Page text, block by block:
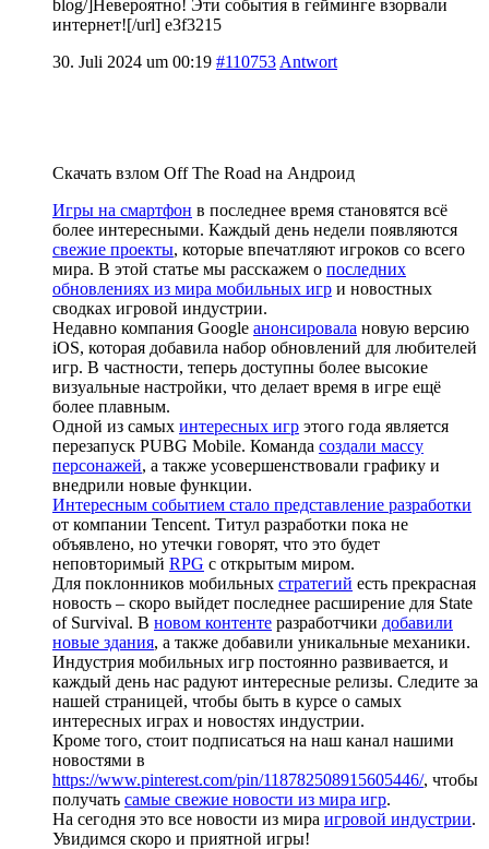
blog/]Невероятно! Эти события в гейминге взорвали
интернет![/url] e3f3215
30. Juli 2024 um 00:19 #110753 Antwort
Скачать взлом Off The Road на Андроид
Игры на смартфон в последнее время становятся всё
более интересными. Каждый день недели появляются
свежие проекты, которые впечатляют игроков со всего
мира. В этой статье мы расскажем о последних
обновлениях из мира мобильных игр и новостных
сводках игровой индустрии.
Недавно компания Google анонсировала новую версию
iOS, которая добавила набор обновлений для любителей
игр. В частности, теперь доступны более высокие
визуальные настройки, что делает время в игре ещё
более плавным.
Одной из самых интересных игр этого года является
перезапуск PUBG Mobile. Команда создали массу
персонажей, а также усовершенствовали графику и
внедрили новые функции.
Интересным событием стало представление разработки
от компании Tencent. Титул разработки пока не
объявлено, но утечки говорят, что это будет
неповторимый RPG с открытым миром.
Для поклонников мобильных стратегий есть прекрасная
новость – скоро выйдет последнее расширение для State
of Survival. В новом контенте разработчики добавили
новые здания, а также добавили уникальные механики.
Индустрия мобильных игр постоянно развивается, и
каждый день нас радуют интересные релизы. Следите за
нашей страницей, чтобы быть в курсе о самых
интересных играх и новостях индустрии.
Кроме того, стоит подписаться на наш канал нашими
новостями в
https://www.pinterest.com/pin/118782508915605446/, чтобы
получать самые свежие новости из мира игр.
На сегодня это все новости из мира игровой индустрии.
Увидимся скоро и приятной игры!